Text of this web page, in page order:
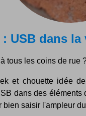
: USB dans la
tous les coins de rue
et chouette idée
dans des éléments
bien saisir l'ampleur